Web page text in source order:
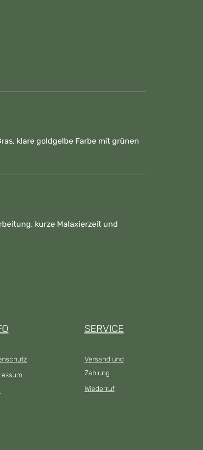
klare goldgelbe Farbe mit grünen
kurze Malaxierzeit und
SERVICE
Versand und
Zahlung
Wiederruf